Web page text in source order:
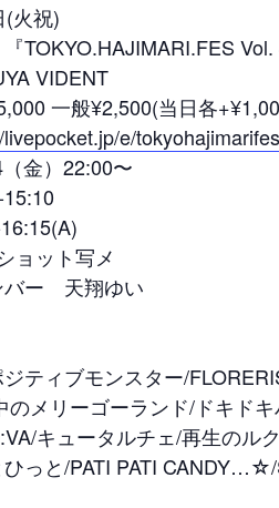
火祝)
TOKYO.HAJIMARI.FES Vol.
VIDENT
一般¥2,500(当日各
e/
金）22:00〜
ョット写メ
バー 天翔ゆい
ティブモンスター/
のメリーゴーランド/ドキド
キュータルチェ/再生のル
ひっと/PATI PATI